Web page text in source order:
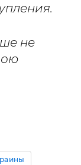
не